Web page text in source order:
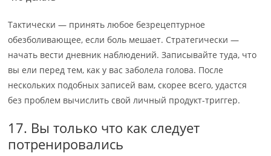
Тактически — принять любое безрецептурное
обезболивающее, если боль мешает. Стратегически —
начать вести дневник наблюдений. Записывайте туда, что
вы ели перед тем, как у вас заболела голова. После
нескольких подобных записей вам, скорее всего, удастся
без проблем вычислить свой личный продукт-триггер.
17. Вы только что как следует
потренировались